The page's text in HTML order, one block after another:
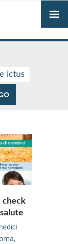
ictus
check
,